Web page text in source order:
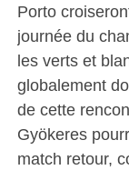
Porto
journée du
les verts et
globalement
de cette
Gyökeres
match retour,